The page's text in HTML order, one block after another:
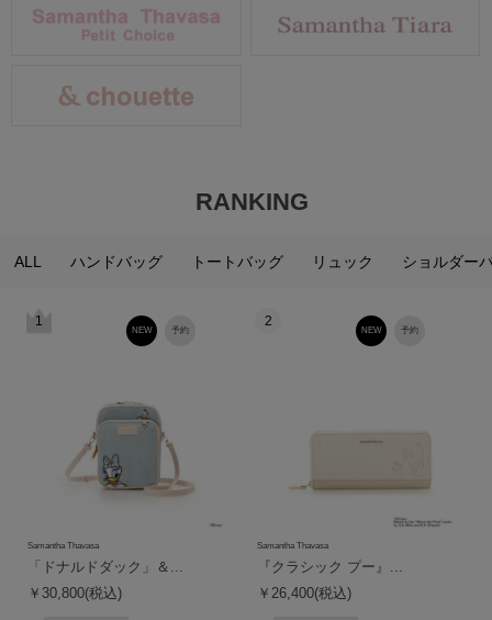
RANKING
ALL ハンドバッグ トートバッグ リュック ショルダー
1
予約
NEW
Samantha Thavasa
「ドナルドダック」＆...
￥30,800(税込)
2
予約
NEW
Samantha Thavasa
『クラシック プー』...
￥26,400(税込)